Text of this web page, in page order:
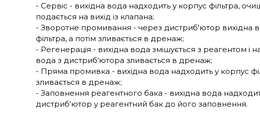
- Сервіс - вихідна вода надходить у корпус фільтра,
подається на вихід із клапана;
- Зворотне промивання - через дистриб'ютор вихідна
фільтра, а потім зливається в дренаж;
- Регенерація - вихідна вода змішується з реагентом і
вода з дистриб'ютора зливається в дренаж;
- Пряма промивка - вихідна вода надходить у корпус
зливається в дренаж;
- Заповнення реагентного бака - вихідна вода
дистриб'ютор у реагентний бак до його заповнення.